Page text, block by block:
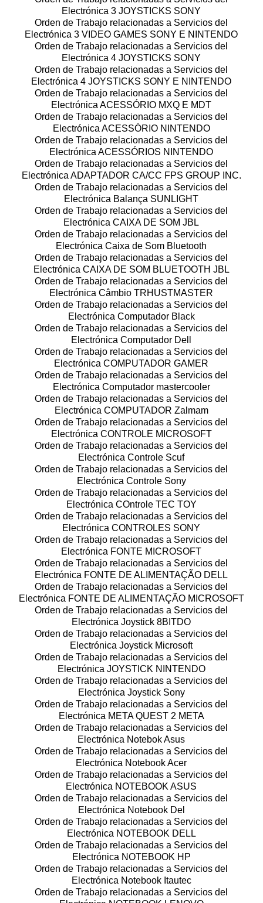
Electrónica 3 JOYSTICKS SONY
Orden de Trabajo relacionadas a Servicios del
Electrónica 3 VIDEO GAMES SONY E NINTENDO
Orden de Trabajo relacionadas a Servicios del
Electrónica 4 JOYSTICKS SONY
Orden de Trabajo relacionadas a Servicios del
Electrónica 4 JOYSTICKS SONY E NINTENDO
Orden de Trabajo relacionadas a Servicios del
Electrónica ACESSÓRIO MXQ E MDT
Orden de Trabajo relacionadas a Servicios del
Electrónica ACESSÓRIO NINTENDO
Orden de Trabajo relacionadas a Servicios del
Electrónica ACESSÓRIOS NINTENDO
Orden de Trabajo relacionadas a Servicios del
Electrónica ADAPTADOR CA/CC FPS GROUP INC.
Orden de Trabajo relacionadas a Servicios del
Electrónica Balança SUNLIGHT
Orden de Trabajo relacionadas a Servicios del
Electrónica CAIXA DE SOM JBL
Orden de Trabajo relacionadas a Servicios del
Electrónica Caixa de Som Bluetooth
Orden de Trabajo relacionadas a Servicios del
Electrónica CAIXA DE SOM BLUETOOTH JBL
Orden de Trabajo relacionadas a Servicios del
Electrónica Câmbio TRHUSTMASTER
Orden de Trabajo relacionadas a Servicios del
Electrónica Computador Black
Orden de Trabajo relacionadas a Servicios del
Electrónica Computador Dell
Orden de Trabajo relacionadas a Servicios del
Electrónica COMPUTADOR GAMER
Orden de Trabajo relacionadas a Servicios del
Electrónica Computador mastercooler
Orden de Trabajo relacionadas a Servicios del
Electrónica COMPUTADOR Zalmam
Orden de Trabajo relacionadas a Servicios del
Electrónica CONTROLE MICROSOFT
Orden de Trabajo relacionadas a Servicios del
Electrónica Controle Scuf
Orden de Trabajo relacionadas a Servicios del
Electrónica Controle Sony
Orden de Trabajo relacionadas a Servicios del
Electrónica COntrole TEC TOY
Orden de Trabajo relacionadas a Servicios del
Electrónica CONTROLES SONY
Orden de Trabajo relacionadas a Servicios del
Electrónica FONTE MICROSOFT
Orden de Trabajo relacionadas a Servicios del
Electrónica FONTE DE ALIMENTAÇÃO DELL
Orden de Trabajo relacionadas a Servicios del
Electrónica FONTE DE ALIMENTAÇÃO MICROSOFT
Orden de Trabajo relacionadas a Servicios del
Electrónica Joystick 8BITDO
Orden de Trabajo relacionadas a Servicios del
Electrónica Joystick Microsoft
Orden de Trabajo relacionadas a Servicios del
Electrónica JOYSTICK NINTENDO
Orden de Trabajo relacionadas a Servicios del
Electrónica Joystick Sony
Orden de Trabajo relacionadas a Servicios del
Electrónica META QUEST 2 META
Orden de Trabajo relacionadas a Servicios del
Electrónica Notebok Asus
Orden de Trabajo relacionadas a Servicios del
Electrónica Notebook Acer
Orden de Trabajo relacionadas a Servicios del
Electrónica NOTEBOOK ASUS
Orden de Trabajo relacionadas a Servicios del
Electrónica Notebook Del
Orden de Trabajo relacionadas a Servicios del
Electrónica NOTEBOOK DELL
Orden de Trabajo relacionadas a Servicios del
Electrónica NOTEBOOK HP
Orden de Trabajo relacionadas a Servicios del
Electrónica Notebook Itautec
Orden de Trabajo relacionadas a Servicios del